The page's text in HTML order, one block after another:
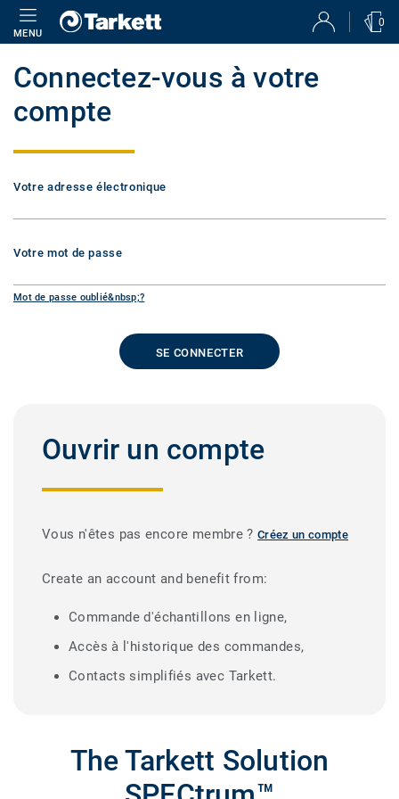
MENU
0
Connectez-vous à votre
compte
Votre adresse électronique
Votre mot de passe
Mot de passe oublié&nbsp;?
SE CONNECTER
Ouvrir un compte
Vous n'êtes pas encore membre ?Créez un compte
Create an account and benefit from:
Commande d'échantillons en ligne,
Accès à l'historique des commandes,
Contacts simplifiés avec Tarkett.
The Tarkett Solution